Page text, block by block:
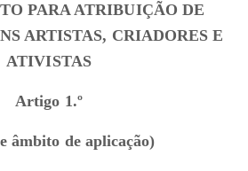
PARA ATRIBUIÇÃO DE
ARTISTAS, CRIADORES E
ATIVISTAS
Artigo 1.º
âmbito de aplicação)